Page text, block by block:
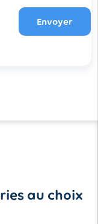
Envoyer
au choix